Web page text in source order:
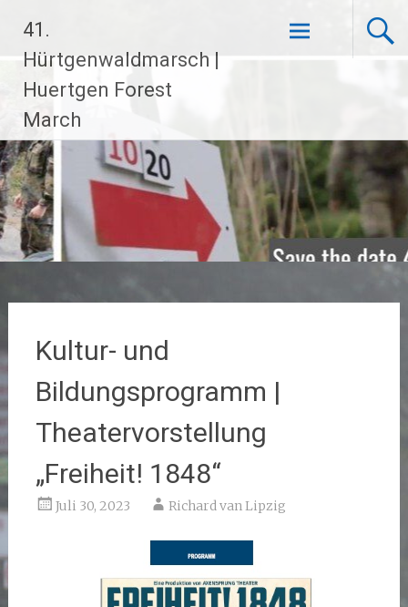
Inhalt
springen
41.
Hürtgenwaldmarsch |
Huertgen Forest
March
Kultur- und
Bildungsprogramm |
Theatervorstellung
„Freiheit! 1848“
Juli 30, 2023 Richard van Lipzig